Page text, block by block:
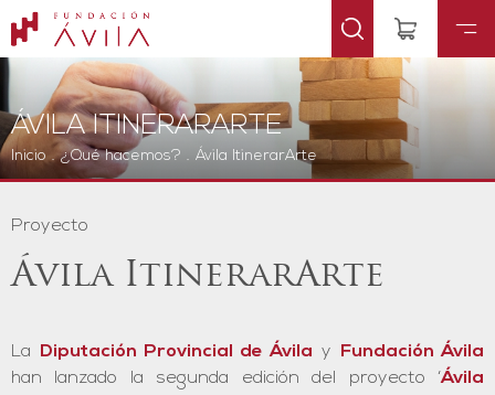
ÁVILA ITINERARARTE
Inicio . ¿Qué hacemos? . Ávila ItinerarArte
Proyecto
Ávila ItinerarArte
La Diputación Provincial de Ávila y
Fundación Ávila
han lanzado la segunda edición del proyecto ‘Ávila